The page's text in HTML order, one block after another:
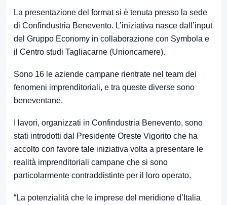
La presentazione del format si è tenuta presso la sede
di Confindustria Benevento. L’iniziativa nasce dall’input
del Gruppo Economy in collaborazione con Symbola e
il Centro studi Tagliacarne (Unioncamere).
Sono 16 le aziende campane rientrate nel team dei
fenomeni imprenditoriali, e tra queste diverse sono
beneventane.
I lavori, organizzati in Confindustria Benevento, sono
stati introdotti dal Presidente Oreste Vigorito che ha
accolto con favore tale iniziativa volta a presentare le
realità imprenditoriali campane che si sono
particolarmente contraddistinte per il loro operato.
“La potenzialità che le imprese del meridione d’Italia